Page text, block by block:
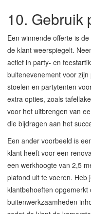
10. Gebruik
Een winnende offerte is
de klant weerspiegelt.
actief in party- en
buitenevenement voor
stoelen en partytenten
extra opties, zoals
voor het uitbrengen van
die bijdragen aan het
Een ander voorbeeld is
klant heeft voor een
een werkhoogte van 2,5
plafond uit te voeren. Heb
klantbehoeften
buitenwerkzaamheden